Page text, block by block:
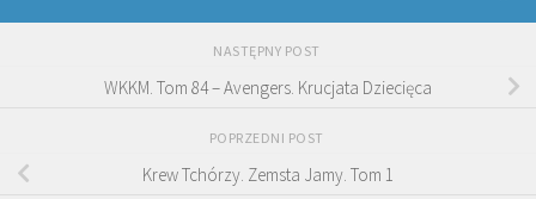
NASTĘPNY POST
WKKM. Tom 84 – Avengers. Krucjata Dziecięca
POPRZEDNI POST
Krew Tchórzy. Zemsta Jamy. Tom 1